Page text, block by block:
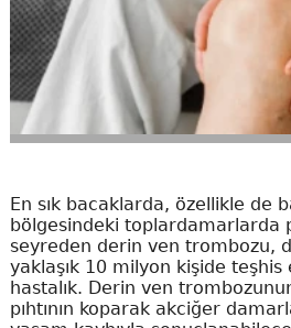
En sık bacaklarda, özellikle de
bölgesindeki toplardamarlarda
seyreden derin ven trombozu,
yaklaşık 10 milyon kişide
hastalık. Derin ven
pıhtının koparak akciğer